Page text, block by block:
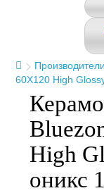
Производители
60X120 High
High
оникс